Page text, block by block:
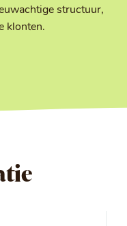
structuur,
klonten.